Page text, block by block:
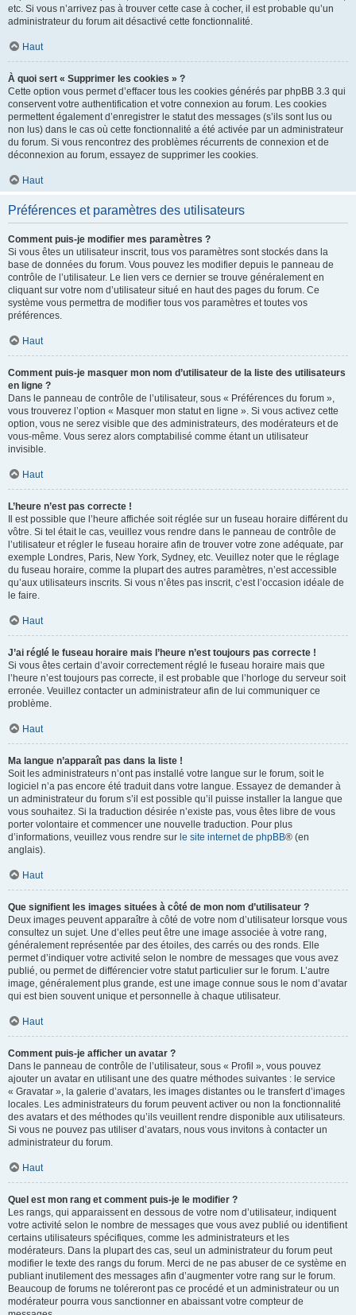
etc. Si vous n’arrivez pas à trouver cette case à cocher, il est probable qu’un
administrateur du forum ait désactivé cette fonctionnalité.
Haut
À quoi sert « Supprimer les cookies » ?
Cette option vous permet d’effacer tous les cookies générés par phpBB 3.3 qui
conservent votre authentification et votre connexion au forum. Les cookies
permettent également d’enregistrer le statut des messages (s’ils sont lus ou
non lus) dans le cas où cette fonctionnalité a été activée par un administrateur
du forum. Si vous rencontrez des problèmes récurrents de connexion et de
déconnexion au forum, essayez de supprimer les cookies.
Haut
Préférences et paramètres des utilisateurs
Comment puis-je modifier mes paramètres ?
Si vous êtes un utilisateur inscrit, tous vos paramètres sont stockés dans la
base de données du forum. Vous pouvez les modifier depuis le panneau de
contrôle de l’utilisateur. Le lien vers ce dernier se trouve généralement en
cliquant sur votre nom d’utilisateur situé en haut des pages du forum. Ce
système vous permettra de modifier tous vos paramètres et toutes vos
préférences.
Haut
Comment puis-je masquer mon nom d’utilisateur de la liste des utilisateurs
en ligne ?
Dans le panneau de contrôle de l’utilisateur, sous « Préférences du forum »,
vous trouverez l’option « Masquer mon statut en ligne ». Si vous activez cette
option, vous ne serez visible que des administrateurs, des modérateurs et de
vous-même. Vous serez alors comptabilisé comme étant un utilisateur
invisible.
Haut
L’heure n’est pas correcte !
Il est possible que l’heure affichée soit réglée sur un fuseau horaire différent du
vôtre. Si tel était le cas, veuillez vous rendre dans le panneau de contrôle de
l’utilisateur et régler le fuseau horaire afin de trouver votre zone adéquate, par
exemple Londres, Paris, New York, Sydney, etc. Veuillez noter que le réglage
du fuseau horaire, comme la plupart des autres paramètres, n’est accessible
qu’aux utilisateurs inscrits. Si vous n’êtes pas inscrit, c’est l’occasion idéale de
le faire.
Haut
J’ai réglé le fuseau horaire mais l’heure n’est toujours pas correcte !
Si vous êtes certain d’avoir correctement réglé le fuseau horaire mais que
l’heure n’est toujours pas correcte, il est probable que l’horloge du serveur soit
erronée. Veuillez contacter un administrateur afin de lui communiquer ce
problème.
Haut
Ma langue n’apparaît pas dans la liste !
Soit les administrateurs n’ont pas installé votre langue sur le forum, soit le
logiciel n’a pas encore été traduit dans votre langue. Essayez de demander à
un administrateur du forum s’il est possible qu’il puisse installer la langue que
vous souhaitez. Si la traduction désirée n’existe pas, vous êtes libre de vous
porter volontaire et commencer une nouvelle traduction. Pour plus
d’informations, veuillez vous rendre sur le site internet de phpBB® (en
anglais).
Haut
Que signifient les images situées à côté de mon nom d’utilisateur ?
Deux images peuvent apparaître à côté de votre nom d’utilisateur lorsque vous
consultez un sujet. Une d’elles peut être une image associée à votre rang,
généralement représentée par des étoiles, des carrés ou des ronds. Elle
permet d’indiquer votre activité selon le nombre de messages que vous avez
publié, ou permet de différencier votre statut particulier sur le forum. L’autre
image, généralement plus grande, est une image connue sous le nom d’avatar
qui est bien souvent unique et personnelle à chaque utilisateur.
Haut
Comment puis-je afficher un avatar ?
Dans le panneau de contrôle de l’utilisateur, sous « Profil », vous pouvez
ajouter un avatar en utilisant une des quatre méthodes suivantes : le service
« Gravatar », la galerie d’avatars, les images distantes ou le transfert d’images
locales. Les administrateurs du forum peuvent activer ou non la fonctionnalité
des avatars et des méthodes qu’ils veuillent rendre disponible aux utilisateurs.
Si vous ne pouvez pas utiliser d’avatars, nous vous invitons à contacter un
administrateur du forum.
Haut
Quel est mon rang et comment puis-je le modifier ?
Les rangs, qui apparaissent en dessous de votre nom d’utilisateur, indiquent
votre activité selon le nombre de messages que vous avez publié ou identifient
certains utilisateurs spécifiques, comme les administrateurs et les
modérateurs. Dans la plupart des cas, seul un administrateur du forum peut
modifier le texte des rangs du forum. Merci de ne pas abuser de ce système en
publiant inutilement des messages afin d’augmenter votre rang sur le forum.
Beaucoup de forums ne toléreront pas ce procédé et un administrateur ou un
modérateur pourra vous sanctionner en abaissant votre compteur de